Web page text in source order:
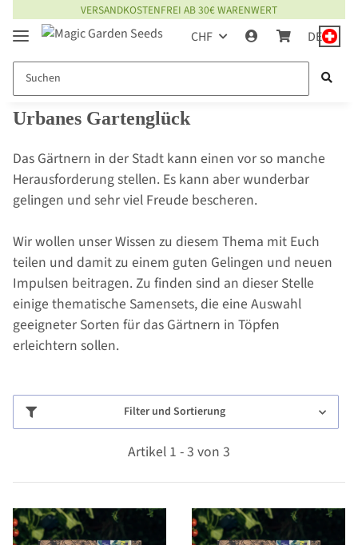
VERSANDKOSTENFREI AB 30€ WARENWERT
CHF DE
Urbanes Gartenglück
Das Gärtnern in der Stadt kann einen vor so manche
Herausforderung stellen. Es kann aber wunderbar
gelingen und sehr viel Freude bescheren.
Wir wollen unser Wissen zu diesem Thema mit Euch
teilen und damit zu einem guten Gelingen und neuen
Impulsen beitragen. Zu finden sind an dieser Stelle
einige thematische Samensets, die eine Auswahl
geeigneter Sorten für das Gärtnern in Töpfen
erleichtern sollen.
Filter und Sortierung
Artikel 1 - 3 von 3